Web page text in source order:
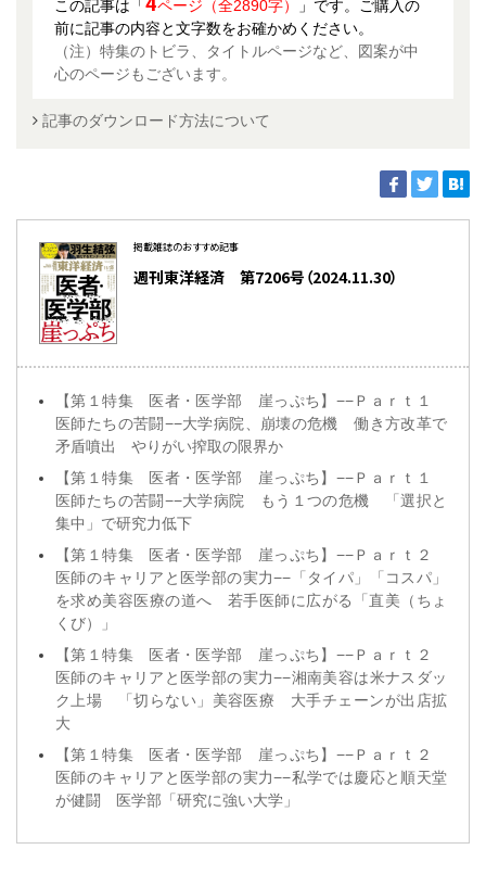
この記事は「
ページ（全2890字）
」です。ご購入の
前に記事の内容と文字数をお確かめください。
（注）特集のトビラ、タイトルページなど、図案が中
心のページもございます。
記事のダウンロード方法について
掲載雑誌のおすすめ記事
週刊東洋経済 第7206号（2024.11.30）
【第１特集 医者・医学部 崖っぷち】−−Ｐａｒｔ１
医師たちの苦闘−−大学病院、崩壊の危機 働き方改革で
矛盾噴出 やりがい搾取の限界か
【第１特集 医者・医学部 崖っぷち】−−Ｐａｒｔ１
医師たちの苦闘−−大学病院 もう１つの危機 「選択と
集中」で研究力低下
【第１特集 医者・医学部 崖っぷち】−−Ｐａｒｔ２
医師のキャリアと医学部の実力−−「タイパ」「コスパ」
を求め美容医療の道へ 若手医師に広がる「直美（ちょ
くび）」
【第１特集 医者・医学部 崖っぷち】−−Ｐａｒｔ２
医師のキャリアと医学部の実力−−湘南美容は米ナスダッ
ク上場 「切らない」美容医療 大手チェーンが出店拡
大
【第１特集 医者・医学部 崖っぷち】−−Ｐａｒｔ２
医師のキャリアと医学部の実力−−私学では慶応と順天堂
が健闘 医学部「研究に強い大学」